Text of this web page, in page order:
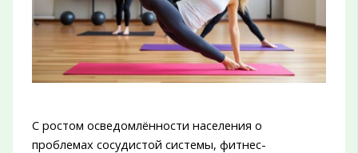
С ростом осведомлённости населения о
проблемах сосудистой системы, фитнес-